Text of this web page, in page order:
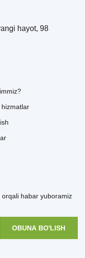
hayot, 98
hizmatlar
habar yuboramiz
OBUNA BO'LISH